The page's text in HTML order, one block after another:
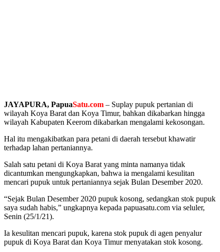
JAYAPURA, PapuaSatu.com – Suplay pupuk pertanian di
wilayah Koya Barat dan Koya Timur, bahkan dikabarkan hingga
wilayah Kabupaten Keerom dikabarkan mengalami kekosongan.
Hal itu mengakibatkan para petani di daerah tersebut khawatir
terhadap lahan pertaniannya.
Salah satu petani di Koya Barat yang minta namanya tidak
dicantumkan mengungkapkan, bahwa ia mengalami kesulitan
mencari pupuk untuk pertaniannya sejak Bulan Desember 2020.
“Sejak Bulan Desember 2020 pupuk kosong, sedangkan stok pupuk
saya sudah habis,” ungkapnya kepada papuasatu.com via seluler,
Senin (25/1/21).
Ia kesulitan mencari pupuk, karena stok pupuk di agen penyalur
pupuk di Koya Barat dan Koya Timur menyatakan stok kosong.